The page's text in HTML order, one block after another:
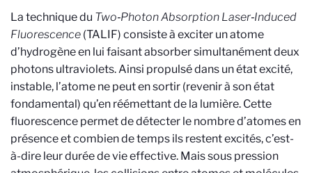
La technique du Two‑Photon Absorption Laser‑Induced
Fluorescence (TALIF) consiste à exciter un atome
d’hydrogène en lui faisant absorber simultanément deux
photons ultraviolets. Ainsi propulsé dans un état excité,
instable, l’atome ne peut en sortir (revenir à son état
fondamental) qu’en réémettant de la lumière. Cette
fluorescence permet de détecter le nombre d’atomes en
présence et combien de temps ils restent excités, c’est-
à-dire leur durée de vie effective. Mais sous pression